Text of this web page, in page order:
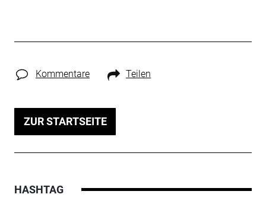
Kommentare Teilen
ZUR STARTSEITE
HASHTAG